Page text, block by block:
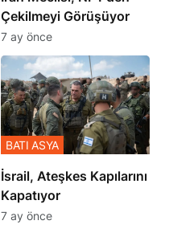
Çekilmeyi Görüşüyor
7 ay önce
İsrail, Ateşkes Kapılarını
Kapatıyor
BATI ASYA
7 ay önce